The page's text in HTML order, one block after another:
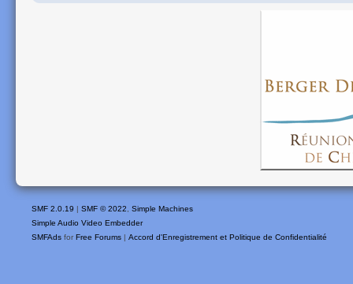
SMF 2.0.19 | SMF © 2022
Simple Machines
Simple Audio Video Embedder
SMFAds for Free Forums | Accord d'Enregistrement et Politique de Confidentialité